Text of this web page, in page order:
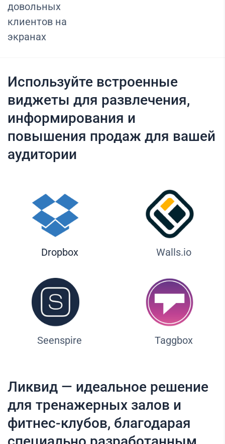
довольных
клиентов на
экранах
Используйте встроенные
виджеты для развлечения,
информирования и
повышения продаж для вашей
аудитории
Dropbox Walls.io
Seenspire Taggbox
Ликвид — идеальное решение
для тренажерных залов и
фитнес-клубов, благодарая